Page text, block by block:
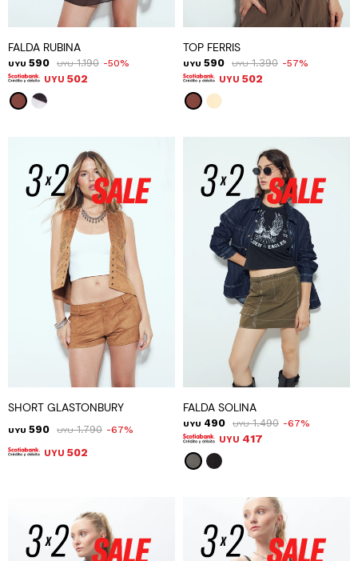
FALDA RUBINA
UYU 590 UYU 1.190 50
UYU 502
TOP FERRIS
UYU 590 UYU 1.390 57
UYU 502
SHORT GLASTONBURY
UYU 590 UYU 1.790 67
UYU 502
FALDA SOLINA
UYU 490 UYU 1.490 67
UYU 417